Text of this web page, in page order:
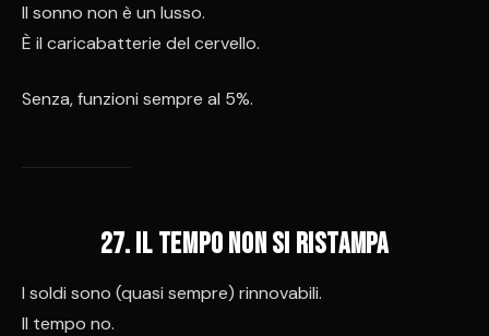
Il sonno non è un lusso.
È il caricabatterie del cervello.
Senza, funzioni sempre al 5%.
27. Il tempo non si ristampa
I soldi sono (quasi sempre) rinnovabili.
Il tempo no.